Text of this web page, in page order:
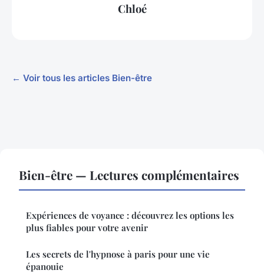
Chloé
← Voir tous les articles Bien-être
Bien-être — Lectures complémentaires
Expériences de voyance : découvrez les options les
plus fiables pour votre avenir
Les secrets de l'hypnose à paris pour une vie
épanouie